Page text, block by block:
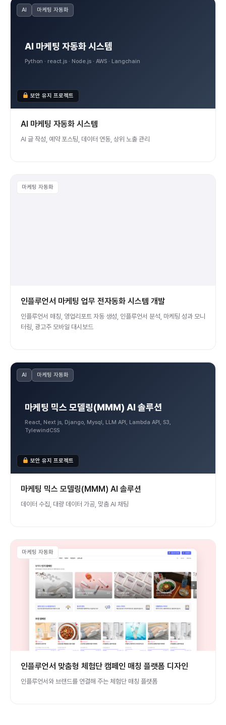
AI 마케팅 자동화
보안 유지 프로젝트
AI 마케팅 자동화 시스템
Python · react.js · Node.js · AWS · Langchain
AI 마케팅 자동화 시스템
AI 글 작성, 예약 포스팅, 데이터 연동, 상위 노출 관리
마케팅 자동화
인플루언서 마케팅 업무 전자동화 시스템 개발
인플루언서 매칭, 영업리포트 자동 생성, 인플루언서 분석, 마케팅 성과 모니
터링, 광고주 모바일 대시보드
AI 마케팅 자동화
보안 유지 프로젝트
마케팅 믹스 모델링(MMM) AI 솔루션
React, Next js, Django, Mysql, LLM API, Lambda API, S3,
TylewindCSS
마케팅 믹스 모델링(MMM) AI 솔루션
데이터 수집, 대량 데이터 가공, 맞춤 AI 채팅
마케팅 자동화
인플루언서 맞춤형 체험단 캠페인 매칭 플랫폼 디자인
인플루언서와 브랜드를 연결해 주는 체험단 매칭 플랫폼